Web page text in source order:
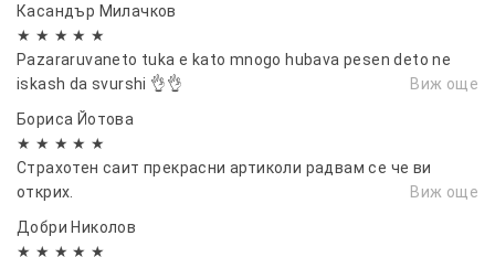
Касандър Милачков
★ ★ ★ ★ ★
Pazararuvaneto tuka e kato mnogo hubava pesen deto ne
iskash da svurshi 👌👌
Виж още
Бориса Йотова
★ ★ ★ ★ ★
Страхотен саит прекрасни артиколи радвам се че ви
открих.
Виж още
Добри Николов
★ ★ ★ ★ ★